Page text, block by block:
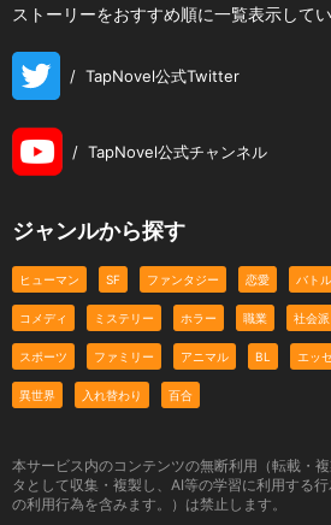
ストーリーをおすすめ順に一覧表示してい
/ TapNovel公式Twitter
/ TapNovel公式チャンネル
ジャンルから探す
ヒューマン SF ファンタジー 恋愛 バトル
コメディ ミステリー ホラー 職業 社会派
スポーツ ファミリー アニマル BL エッ
異世界 入れ替わり 百合
本サービス内のコンテンツの無断利用（転載・
タとして収集・複製し、AI等の学習に利用する
の利用行為を含みます。）は禁止します。